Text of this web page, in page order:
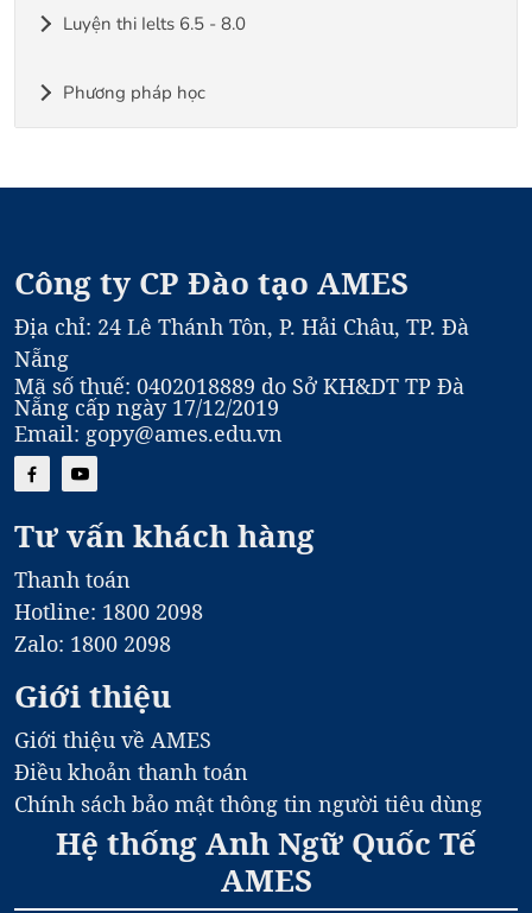
Luyện thi Ielts 6.5 - 8.0
Phương pháp học
Công ty CP Đào tạo AMES
Địa chỉ: 24 Lê Thánh Tôn, P. Hải Châu, TP. Đà
Nẵng
Mã số thuế: 0402018889 do Sở KH&DT TP Đà
Nẵng cấp ngày 17/12/2019
Email: gopy@ames.edu.vn
Tư vấn khách hàng
Thanh toán
Hotline: 1800 2098
Zalo: 1800 2098
Giới thiệu
Giới thiệu về AMES
Điều khoản thanh toán
Chính sách bảo mật thông tin người tiêu dùng
Hệ thống Anh Ngữ Quốc Tế
AMES